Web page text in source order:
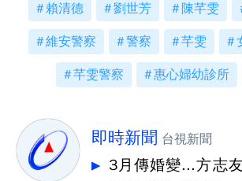
賴清德 劉世芳 陳芊雯
維安警察 警察 芊雯
芊雯警察 惠心婦幼診所
即時新聞 台視新聞
3月傳婚變...方志